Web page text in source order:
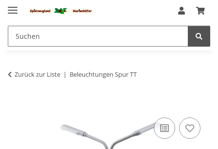
Zurück zur Liste Beleuchtungen Spur TT